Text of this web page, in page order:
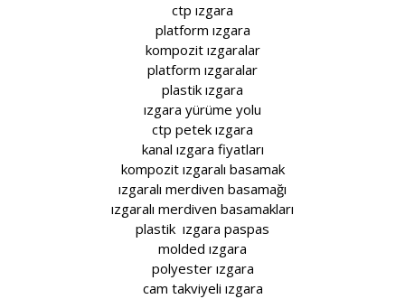
ctp ızgara
platform ızgara
kompozit ızgaralar
platform ızgaralar
plastik ızgara
ızgara yürüme yolu
ctp petek ızgara
kanal ızgara fiyatları
kompozit ızgaralı basamak
ızgaralı merdiven basamağı
ızgaralı merdiven basamakları
plastik ızgara paspas
molded ızgara
polyester ızgara
cam takviyeli ızgara